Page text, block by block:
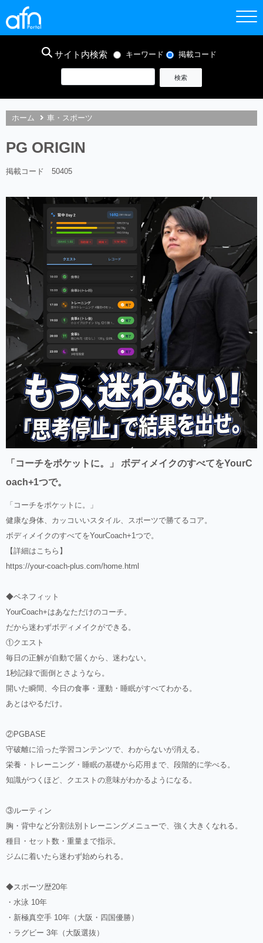
サイト内検索 キーワード 掲載コード
ホーム 車・スポーツ
PG ORIGIN
掲載コード 50405
「コーチをポケットに。」 ボディメイクのすべてをYourC
oach+1つで。
「コーチをポケットに。」
健康な身体、カッコいいスタイル、スポーツで勝てるコア。
ボディメイクのすべてをYourCoach+1つで。
【詳細はこちら】
https://your-coach-plus.com/home.html
◆ベネフィット
YourCoach+はあなただけのコーチ。
だから迷わずボディメイクができる。
①クエスト
毎日の正解が自動で届くから、迷わない。
1秒記録で面倒とさようなら。
開いた瞬間、今日の食事・運動・睡眠がすべてわかる。
あとはやるだけ。
②PGBASE
守破離に沿った学習コンテンツで、わからないが消える。
栄養・トレーニング・睡眠の基礎から応用まで、段階的に学べる。
知識がつくほど、クエストの意味がわかるようになる。
③ルーティン
胸・背中など分割法別トレーニングメニューで、強く大きくなれる。
種目・セット数・重量まで指示。
ジムに着いたら迷わず始められる。
◆スポーツ歴20年
・水泳 10年
・新極真空手 10年（大阪・四国優勝）
・ラグビー 3年（大阪選抜）